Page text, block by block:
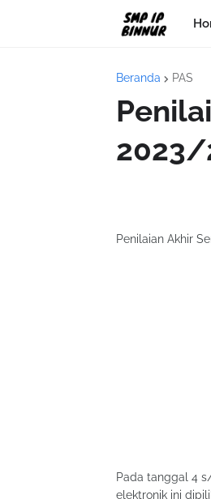
Beranda PAS
2023/
Penilaian Akhir
Pada tanggal 4
elektronik ini